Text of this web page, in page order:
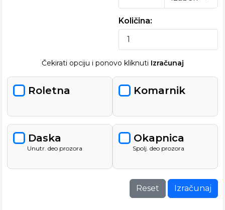
Količina:
Čekirati opciju i ponovo kliknuti Izračunaj
Roletna Komarnik
Daska
Unutr. deo prozora
Okapnica
Spolj. deo prozora
Reset Izračunaj